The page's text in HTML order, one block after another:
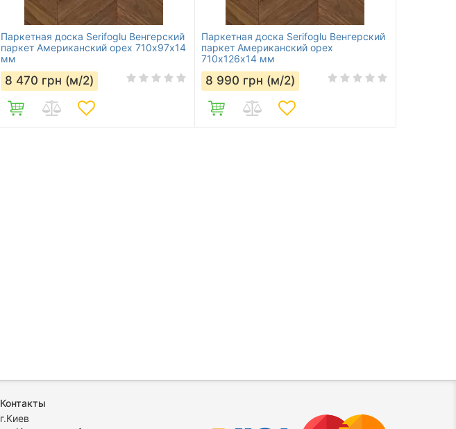
Паркетная доска Serifoglu Венгерский
паркет Aмериканский орех 710х97х14
мм
8 470 грн (м/2)
Паркетная доска Serifoglu Венгерский
паркет Aмериканский орех
710х126х14 мм
8 990 грн (м/2)
Контакты
г.Киев